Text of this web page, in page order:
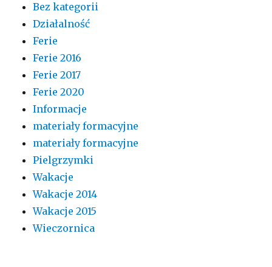
Bez kategorii
Działalność
Ferie
Ferie 2016
Ferie 2017
Ferie 2020
Informacje
materiały formacyjne
materiały formacyjne
Pielgrzymki
Wakacje
Wakacje 2014
Wakacje 2015
Wieczornica